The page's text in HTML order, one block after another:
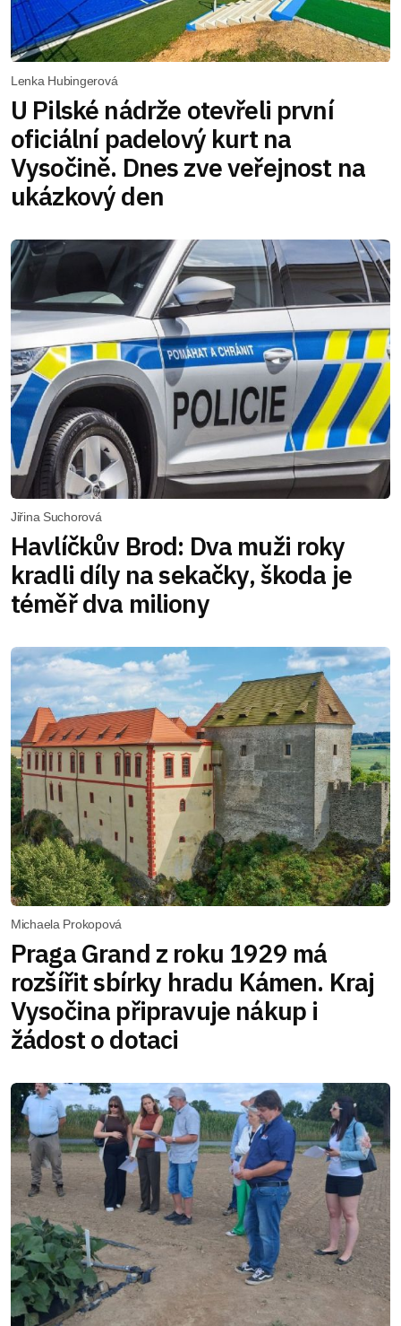
Lenka Hubingerová
U Pilské nádrže otevřeli první
oficiální padelový kurt na
Vysočině. Dnes zve veřejnost na
ukázkový den
Jiřina Suchorová
Havlíčkův Brod: Dva muži roky
kradli díly na sekačky, škoda je
téměř dva miliony
Michaela Prokopová
Praga Grand z roku 1929 má
rozšířit sbírky hradu Kámen. Kraj
Vysočina připravuje nákup i
žádost o dotaci